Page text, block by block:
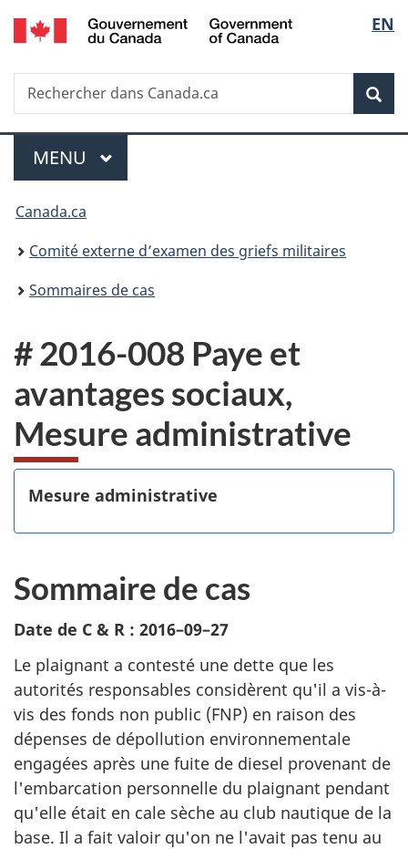
Passer
au
principal
Passer
à
Au
du
Passer
à
version
simplifiée
de
la
EN
Recherche
Rechercher
dans
Menu
MENU PRINCIPAL
Vous
êtes
ici :
Canada.ca
Comité externe d’examen des griefs militaires
Sommaires de cas
# 2016-008 Paye et
avantages sociaux,
Mesure administrative
Mesure administrative
Sommaire de cas
Date de C & R : 2016–09–27
Le plaignant a contesté une dette que les
autorités responsables considèrent qu'il a vis-à-
vis des fonds non public (FNP) en raison des
dépenses de dépollution environnementale
engagées après une fuite de diesel provenant de
l'embarcation personnelle du plaignant pendant
qu'elle était en cale sèche au club nautique de la
base. Il a fait valoir qu'on ne l'avait pas tenu au